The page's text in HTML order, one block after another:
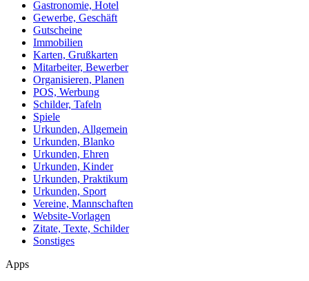
Gastronomie, Hotel
Gewerbe, Geschäft
Gutscheine
Immobilien
Karten, Grußkarten
Mitarbeiter, Bewerber
Organisieren, Planen
POS, Werbung
Schilder, Tafeln
Spiele
Urkunden, Allgemein
Urkunden, Blanko
Urkunden, Ehren
Urkunden, Kinder
Urkunden, Praktikum
Urkunden, Sport
Vereine, Mannschaften
Website-Vorlagen
Zitate, Texte, Schilder
Sonstiges
Apps